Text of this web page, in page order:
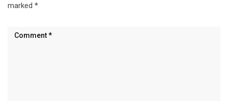
marked *